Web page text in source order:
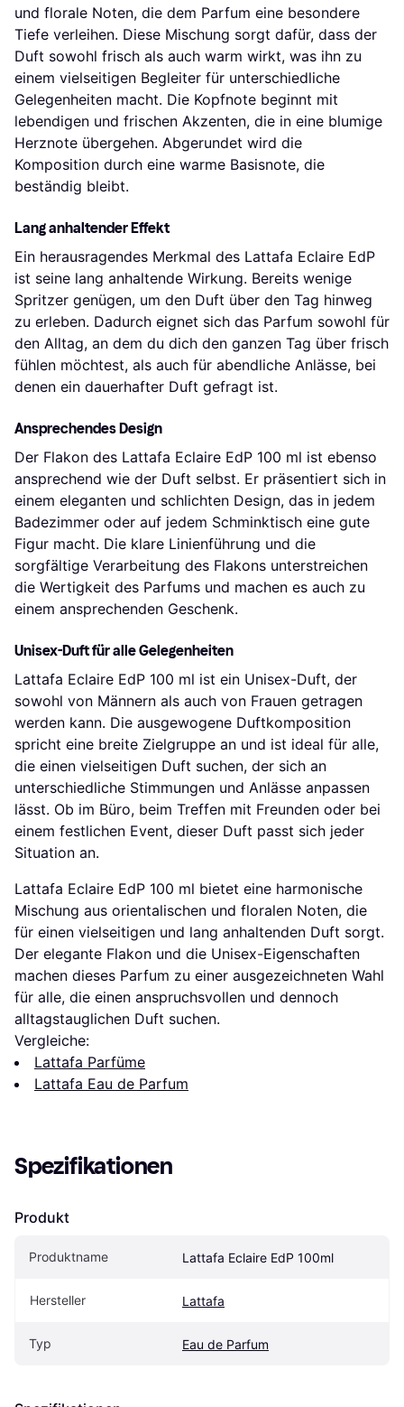
und florale Noten, die dem Parfum eine besondere
Tiefe verleihen. Diese Mischung sorgt dafür, dass der
Duft sowohl frisch als auch warm wirkt, was ihn zu
einem vielseitigen Begleiter für unterschiedliche
Gelegenheiten macht. Die Kopfnote beginnt mit
lebendigen und frischen Akzenten, die in eine blumige
Herznote übergehen. Abgerundet wird die
Komposition durch eine warme Basisnote, die
beständig bleibt.
Lang anhaltender Effekt
Ein herausragendes Merkmal des Lattafa Eclaire EdP
ist seine lang anhaltende Wirkung. Bereits wenige
Spritzer genügen, um den Duft über den Tag hinweg
zu erleben. Dadurch eignet sich das Parfum sowohl für
den Alltag, an dem du dich den ganzen Tag über frisch
fühlen möchtest, als auch für abendliche Anlässe, bei
denen ein dauerhafter Duft gefragt ist.
Ansprechendes Design
Der Flakon des Lattafa Eclaire EdP 100 ml ist ebenso
ansprechend wie der Duft selbst. Er präsentiert sich in
einem eleganten und schlichten Design, das in jedem
Badezimmer oder auf jedem Schminktisch eine gute
Figur macht. Die klare Linienführung und die
sorgfältige Verarbeitung des Flakons unterstreichen
die Wertigkeit des Parfums und machen es auch zu
einem ansprechenden Geschenk.
Unisex-Duft für alle Gelegenheiten
Lattafa Eclaire EdP 100 ml ist ein Unisex-Duft, der
sowohl von Männern als auch von Frauen getragen
werden kann. Die ausgewogene Duftkomposition
spricht eine breite Zielgruppe an und ist ideal für alle,
die einen vielseitigen Duft suchen, der sich an
unterschiedliche Stimmungen und Anlässe anpassen
lässt. Ob im Büro, beim Treffen mit Freunden oder bei
einem festlichen Event, dieser Duft passt sich jeder
Situation an.
Lattafa Eclaire EdP 100 ml bietet eine harmonische
Mischung aus orientalischen und floralen Noten, die
für einen vielseitigen und lang anhaltenden Duft sorgt.
Der elegante Flakon und die Unisex-Eigenschaften
machen dieses Parfum zu einer ausgezeichneten Wahl
für alle, die einen anspruchsvollen und dennoch
alltagstauglichen Duft suchen.
Vergleiche:
Lattafa Parfüme
Lattafa Eau de Parfum
Spezifikationen
Produkt
Produktname Lattafa Eclaire EdP 100ml
Hersteller Lattafa
Typ Eau de Parfum